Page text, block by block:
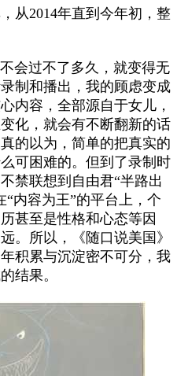
从2014年直到今年初，整
过不了多久，就变得无
制和播出，我的顾虑变成
内容，全部源自于女儿，
化，就会有不断翻新的话
的以为，简单的把真实的
可困难的。但到了录制时
禁联想到自由君“半路出
内容为王”的平台上，个
甚至是性格和心态等因
。所以，《随口说美国》
积累与沉淀密不可分，我
结果。